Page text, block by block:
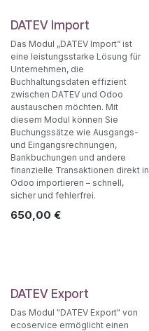
DATEV Import
Das Modul „DATEV Import“ ist
eine leistungsstarke Lösung für
Unternehmen, die
Buchhaltungsdaten effizient
zwischen DATEV und Odoo
austauschen möchten. Mit
diesem Modul können Sie
Buchungssätze wie Ausgangs-
und Eingangsrechnungen,
Bankbuchungen und andere
finanzielle Transaktionen direkt in
Odoo importieren – schnell,
sicher und fehlerfrei.
650,00 €
DATEV Export
Das Modul "DATEV Export" von
ecoservice ermöglicht einen